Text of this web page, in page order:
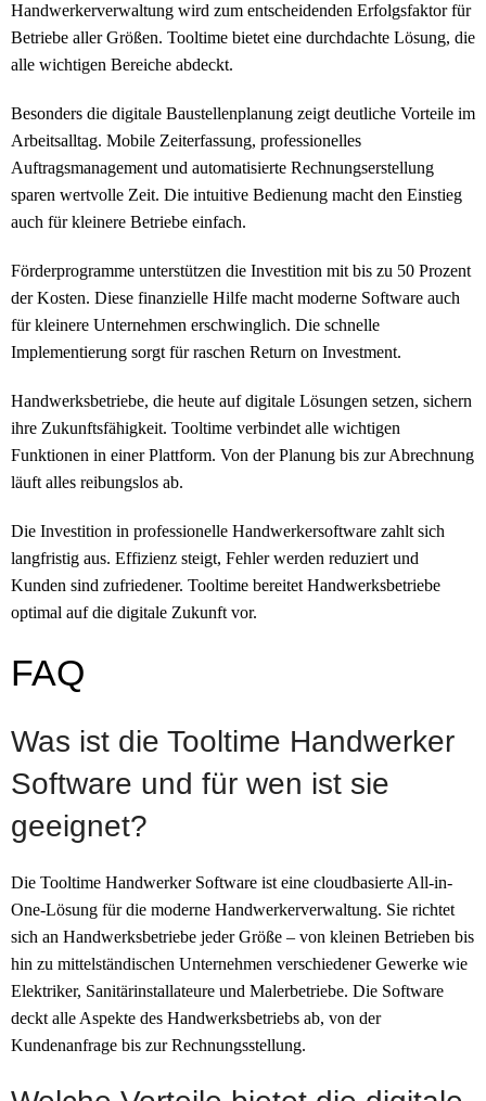
Handwerkerverwaltung wird zum entscheidenden Erfolgsfaktor für
Betriebe aller Größen. Tooltime bietet eine durchdachte Lösung, die
alle wichtigen Bereiche abdeckt.
Besonders die digitale Baustellenplanung zeigt deutliche Vorteile im
Arbeitsalltag. Mobile Zeiterfassung, professionelles
Auftragsmanagement und automatisierte Rechnungserstellung
sparen wertvolle Zeit. Die intuitive Bedienung macht den Einstieg
auch für kleinere Betriebe einfach.
Förderprogramme unterstützen die Investition mit bis zu 50 Prozent
der Kosten. Diese finanzielle Hilfe macht moderne Software auch
für kleinere Unternehmen erschwinglich. Die schnelle
Implementierung sorgt für raschen Return on Investment.
Handwerksbetriebe, die heute auf digitale Lösungen setzen, sichern
ihre Zukunftsfähigkeit. Tooltime verbindet alle wichtigen
Funktionen in einer Plattform. Von der Planung bis zur Abrechnung
läuft alles reibungslos ab.
Die Investition in professionelle Handwerkersoftware zahlt sich
langfristig aus. Effizienz steigt, Fehler werden reduziert und
Kunden sind zufriedener. Tooltime bereitet Handwerksbetriebe
optimal auf die digitale Zukunft vor.
FAQ
Was ist die Tooltime Handwerker
Software und für wen ist sie
geeignet?
Die Tooltime Handwerker Software ist eine cloudbasierte All-in-
One-Lösung für die moderne Handwerkerverwaltung. Sie richtet
sich an Handwerksbetriebe jeder Größe – von kleinen Betrieben bis
hin zu mittelständischen Unternehmen verschiedener Gewerke wie
Elektriker, Sanitärinstallateure und Malerbetriebe. Die Software
deckt alle Aspekte des Handwerksbetriebs ab, von der
Kundenanfrage bis zur Rechnungsstellung.